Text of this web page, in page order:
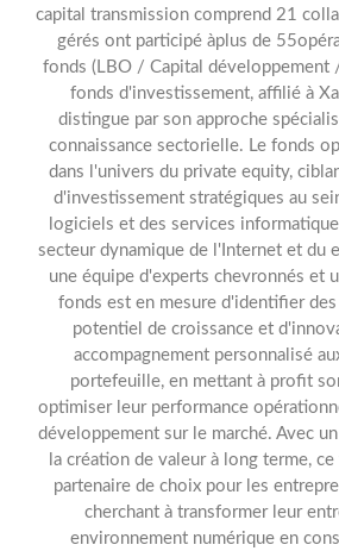
capital transmission comprend 21
gérés ont participé àplus de
fonds (LBO / Capital développement
fonds d'investissement, affilié à
distingue par son approche
connaissance sectorielle. Le fonds
dans l'univers du private equity,
d'investissement stratégiques au
logiciels et des services
secteur dynamique de l'Internet et du
une équipe d'experts chevronnés et
fonds est en mesure d'identifier
potentiel de croissance et
accompagnement personnalisé
portefeuille, en mettant à profit
optimiser leur performance
développement sur le marché. Avec
la création de valeur à long terme,
partenaire de choix pour les
cherchant à transformer leur
environnement numérique en